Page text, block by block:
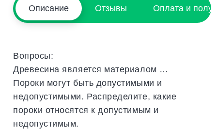
Описание Отзывы Оплата и
Вопросы:
Древесина является материалом …
Пороки могут быть допустимыми и
недопустимыми. Распределите, какие
пороки относятся к допустимым и
недопустимым.